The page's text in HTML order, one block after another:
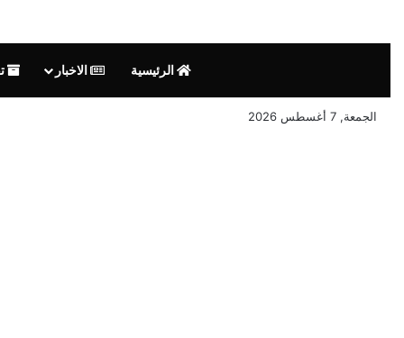
الرئيسية الاخبار
الجمعة, 7 أغسطس 2026